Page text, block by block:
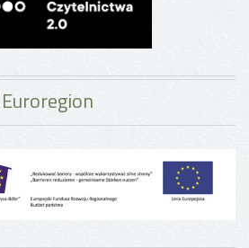
Euroregion